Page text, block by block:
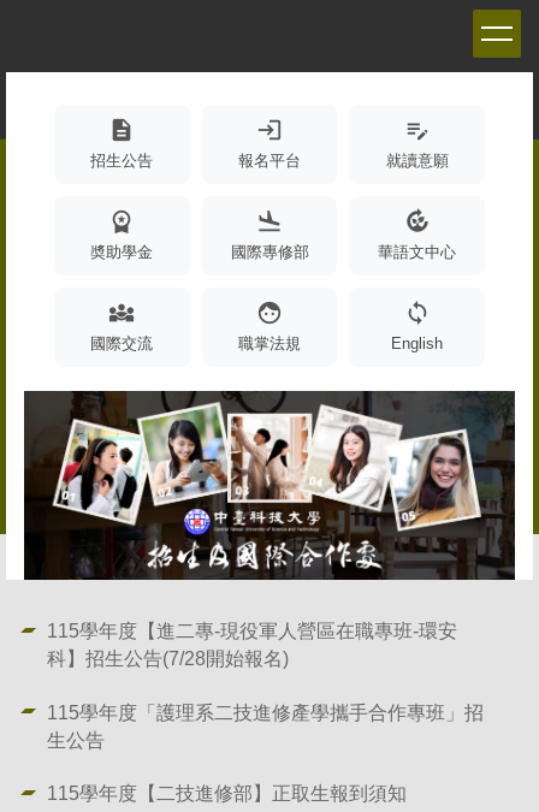
description
招生公告
login
報名平台
edit_note
就讀意願
workspace_premium
奬助學金
flight_land
國際專修部
compost
華語文中心
diversity_3
國際交流
face
職掌法規
sync
English
115學年度【進二專-現役軍人營區在職專班-環安
科】招生公告(7/28開始報名)
115學年度「護理系二技進修產學攜手合作專班」招
生公告
115學年度【二技進修部】正取生報到須知